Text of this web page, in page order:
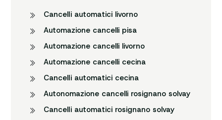
CancelIi automatici livorno
Automazione cancelli pisa
Automazione cancelli livorno
Automazione cancelli cecina
CancelIi automatici cecina
Autonomazione cancelli rosignano solvay
CancelIi automatici rosignano solvay